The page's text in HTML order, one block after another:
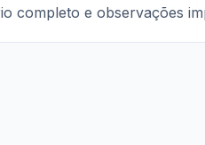
completo e observações